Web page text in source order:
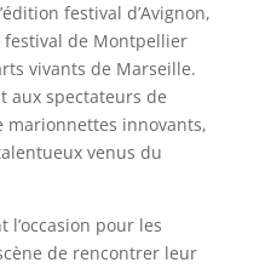
festival d’Avignon,
festival de Montpellier
vivants de Marseille.
aux spectateurs de
marionnettes innovants,
venus du
l’occasion pour les
de rencontrer leur